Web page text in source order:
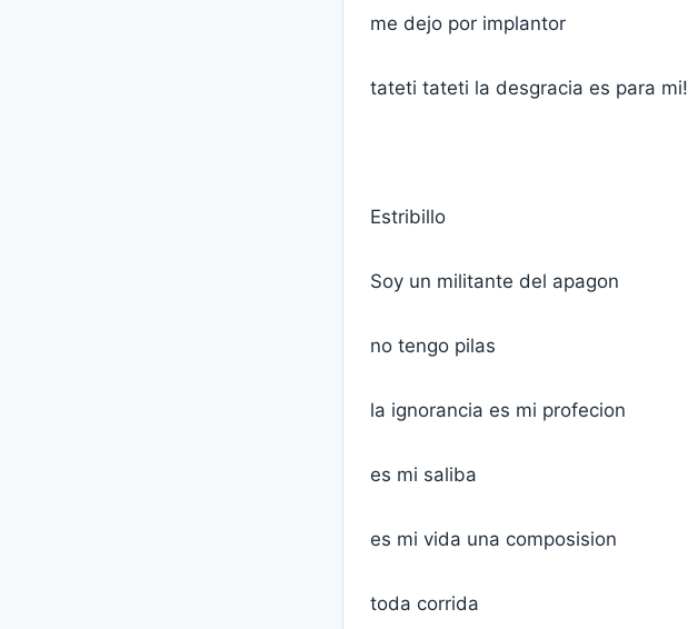
me dejo por implantor
tateti tateti la desgracia es para mi!
Estribillo
Soy un militante del apagon
no tengo pilas
la ignorancia es mi profecion
es mi saliba
es mi vida una composision
toda corrida